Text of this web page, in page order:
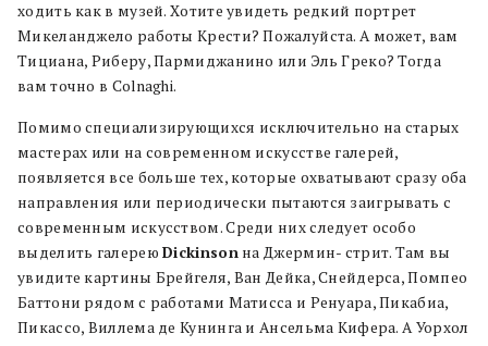
ходить как в музей. Хотите увидеть редкий портрет
Микеланджело работы Крести? Пожалуйста. А может, вам
Тициана, Риберу, Пармиджанино или Эль Греко? Тогда
вам точно в Colnaghi.
Помимо специализирующихся исключительно на старых
мастерах или на современном искусстве галерей,
появляется все больше тех, которые охватывают сразу оба
направления или периодически пытаются заигрывать с
современным искусством. Среди них следует особо
выделить галереюDickinsonна Джермин- стрит. Там вы
увидите картины Брейгеля, Ван Дейка, Снейдерса, Помпео
Баттони рядом с работами Матисса и Ренуара, Пикабиа,
Пикассо, Виллема де Кунинга и Ансельма Кифера. А Уорхол